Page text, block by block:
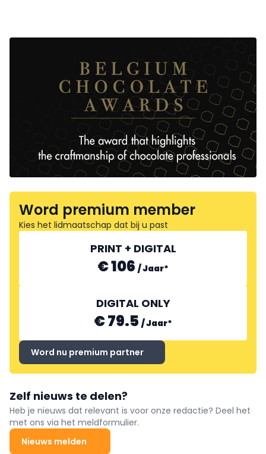
Word premium member
Kies het lidmaatschap dat bij u past
PRINT + DIGITAL
€ 106 /Jaar*
DIGITAL ONLY
€ 79.5 /Jaar*
Word nu premium partner
Zelf nieuws te delen?
Heb je nieuws dat relevant is voor onze redactie? Deel het
met ons via het meldformulier.
Nieuws melden